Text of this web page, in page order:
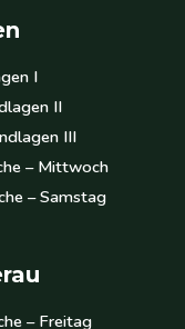
I
II
III
– Mittwoch
– Samstag
– Freitag